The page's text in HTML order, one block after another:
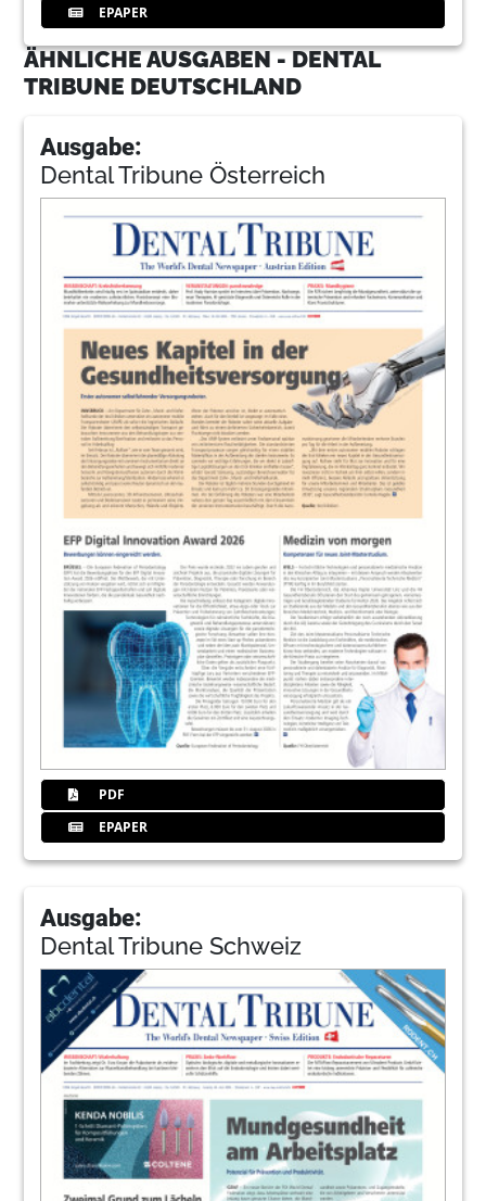
EPAPER
ÄHNLICHE AUSGABEN - DENTAL
TRIBUNE DEUTSCHLAND
Ausgabe:
Dental Tribune Österreich
PDF
EPAPER
Ausgabe:
Dental Tribune Schweiz